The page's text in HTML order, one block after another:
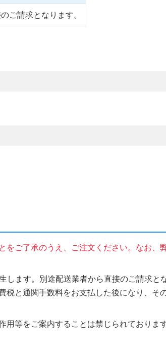
ご請求となります。
をご了承のうえ、ご注文ください。なお、
します。別途配送業者から直接のご請求
税と通関手数料をお支払した後になり、そ
用等をご案内することは禁じられておりま